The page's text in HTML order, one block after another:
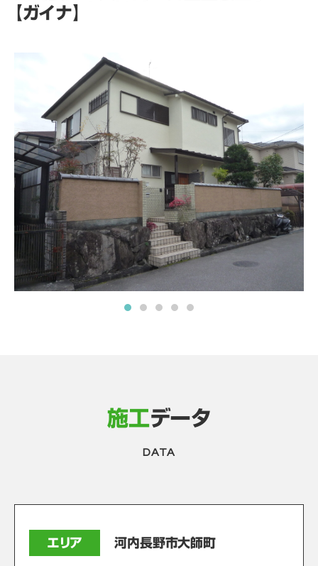
【ガイナ】
施工データ
DATA
エリア 河内長野市大師町